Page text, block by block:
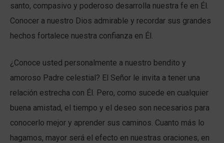
santo, compasivo y poderoso desarrolla nuestra fe en Él.
Conocer a nuestro Dios admirable y recordar sus grandes
hechos fortalece nuestra confianza en Él.
¿Conoce usted personalmente a nuestro bendito y
amoroso Padre celestial? El Señor le invita a tener una
relación estrecha con Él. Pero, como sucede en cualquier
buena amistad, el tiempo y el deseo son necesarios para
conocerlo mejor y aprender sus caminos. Cuanto más lo
hagamos, mayor será el efecto en nuestras oraciones, en